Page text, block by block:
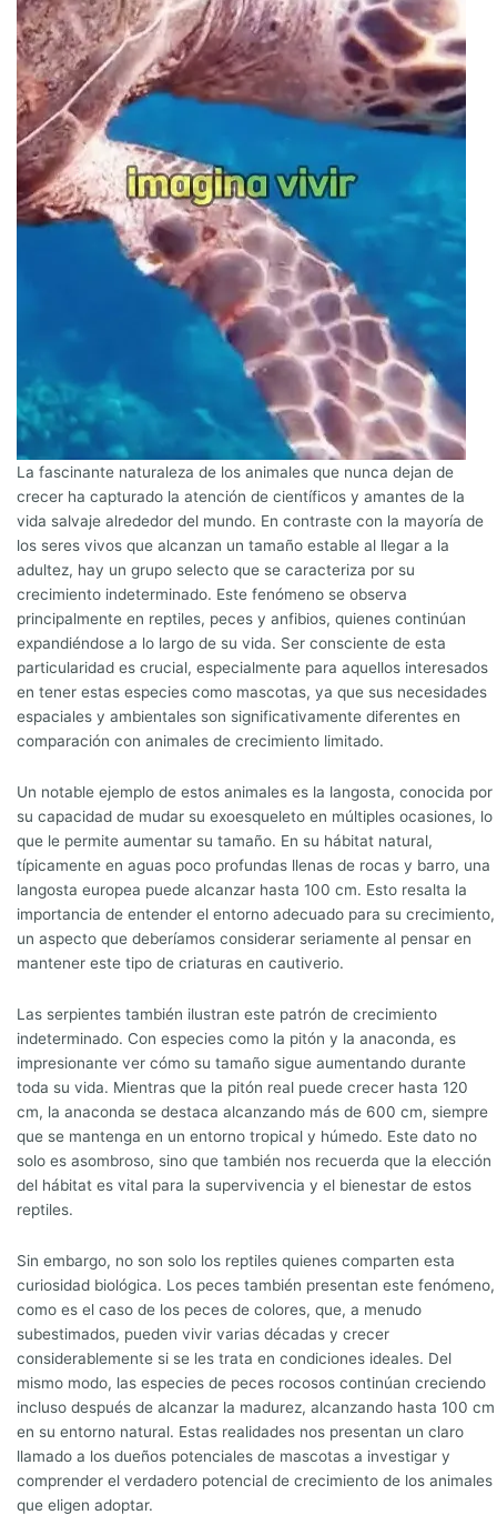
La fascinante naturaleza de los animales que nunca dejan de
crecer ha capturado la atención de científicos y amantes de la
vida salvaje alrededor del mundo. En contraste con la mayoría de
los seres vivos que alcanzan un tamaño estable al llegar a la
adultez, hay un grupo selecto que se caracteriza por su
crecimiento indeterminado. Este fenómeno se observa
principalmente en reptiles, peces y anfibios, quienes continúan
expandiéndose a lo largo de su vida. Ser consciente de esta
particularidad es crucial, especialmente para aquellos interesados
en tener estas especies como mascotas, ya que sus necesidades
espaciales y ambientales son significativamente diferentes en
comparación con animales de crecimiento limitado.
Un notable ejemplo de estos animales es la langosta, conocida por
su capacidad de mudar su exoesqueleto en múltiples ocasiones, lo
que le permite aumentar su tamaño. En su hábitat natural,
típicamente en aguas poco profundas llenas de rocas y barro, una
langosta europea puede alcanzar hasta 100 cm. Esto resalta la
importancia de entender el entorno adecuado para su crecimiento,
un aspecto que deberíamos considerar seriamente al pensar en
mantener este tipo de criaturas en cautiverio.
Las serpientes también ilustran este patrón de crecimiento
indeterminado. Con especies como la pitón y la anaconda, es
impresionante ver cómo su tamaño sigue aumentando durante
toda su vida. Mientras que la pitón real puede crecer hasta 120
cm, la anaconda se destaca alcanzando más de 600 cm, siempre
que se mantenga en un entorno tropical y húmedo. Este dato no
solo es asombroso, sino que también nos recuerda que la elección
del hábitat es vital para la supervivencia y el bienestar de estos
reptiles.
Sin embargo, no son solo los reptiles quienes comparten esta
curiosidad biológica. Los peces también presentan este fenómeno,
como es el caso de los peces de colores, que, a menudo
subestimados, pueden vivir varias décadas y crecer
considerablemente si se les trata en condiciones ideales. Del
mismo modo, las especies de peces rocosos continúan creciendo
incluso después de alcanzar la madurez, alcanzando hasta 100 cm
en su entorno natural. Estas realidades nos presentan un claro
llamado a los dueños potenciales de mascotas a investigar y
comprender el verdadero potencial de crecimiento de los animales
que eligen adoptar.